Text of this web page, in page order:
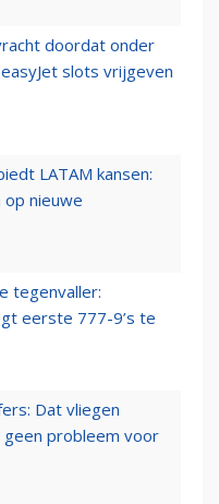
doordat onder
slots vrijgeven
LATAM kansen:
nieuwe
tegenvaller:
eerste 777-9’s te
Dat vliegen
probleem voor